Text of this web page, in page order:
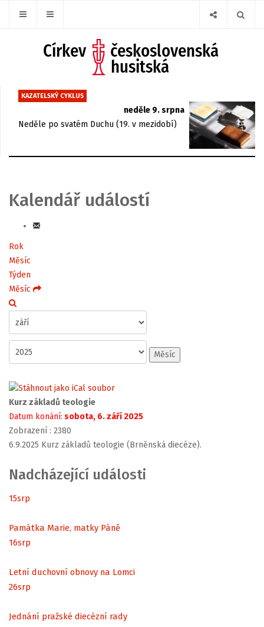
KAZATELSKÝ CYKLUS
neděle 9. srpna
Neděle po svatém Duchu (19. v mezidobí)
Kalendář událostí
Rok
Měsíc
Týden
Měsíc
Měsíc
Kurz základů teologie
Datum konání: sobota, 6. září 2025
Zobrazení : 2380
6.9.2025 Kurz základů teologie (Brněnská diecéze).
Nadcházející události
15srp
Památka Marie, matky Páně
16srp
Letní duchovní obnovy na Lomci
26srp
Jednání pražské diecézní rady